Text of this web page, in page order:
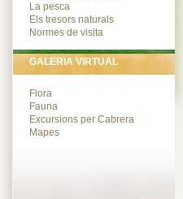
La pesca
Els tresors naturals
Normes de visita
GALERIA VIRTUAL
Flora
Fauna
Excursions per Cabrera
Mapes